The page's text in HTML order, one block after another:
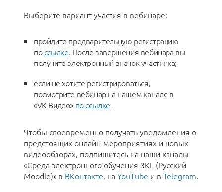
Выберите вариант участия в вебинаре:
пройдите предварительную регистрацию
поссылке. После завершения вебинара вы
получите электронный значок участника;
если не хотите регистрироваться,
посмотрите вебинар на нашем канале в
«VK Видео» по ссылке.
Чтобы своевременно получать уведомления о
предстоящих онлайн-мероприятиях и новых
видеообзорах, подпишитесь на наши каналы
«Среда электронного обучения 3KL (Русский
Moodle)» в ВКонтакте, на YouTube и в Telegram.